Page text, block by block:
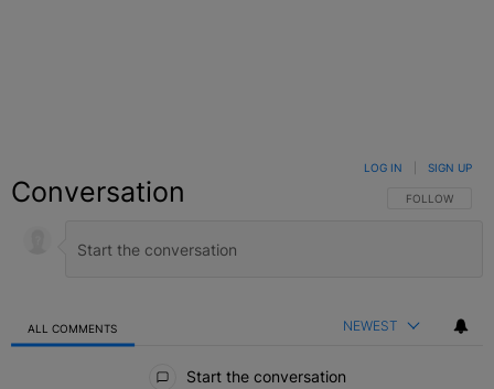
Conversation FOLLOW THIS
FOLLOW
LOG IN SIGN UP
ALL COMMENTS NEWEST
Start the conversation